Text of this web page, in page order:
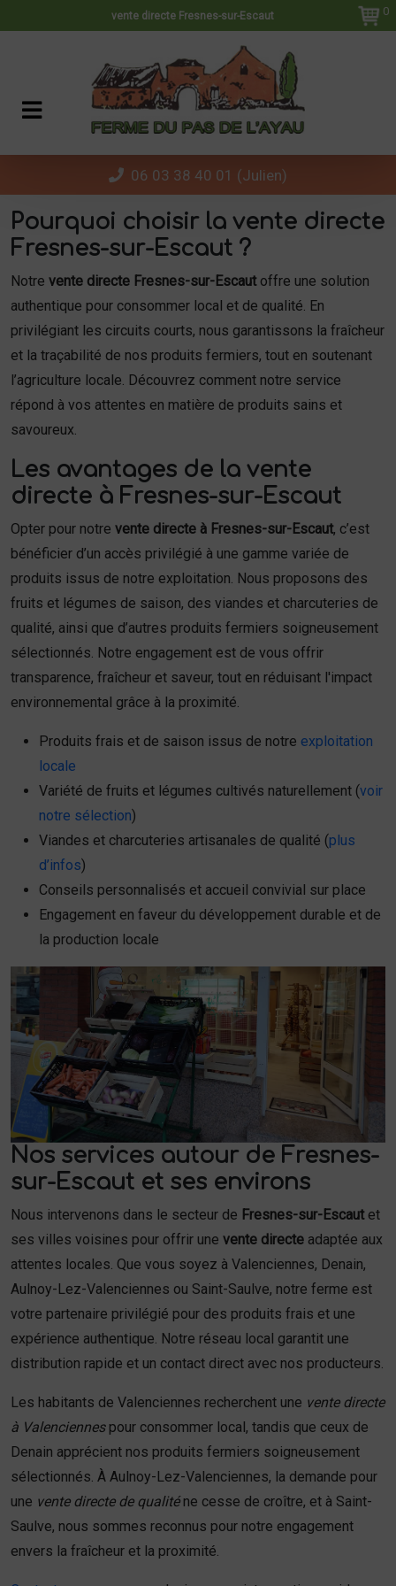
vente directe Fresnes-sur-Escaut 0
06 03 38 40 01 (Julien)
Pourquoi choisir la vente directe
Fresnes-sur-Escaut ?
Notre vente directe Fresnes-sur-Escautoffre une solution
authentique pour consommer local et de qualité. En
privilégiant les circuits courts, nous garantissons la fraîcheur
et la traçabilité de nos produits fermiers, tout en soutenant
l’agriculture locale. Découvrez comment notre service
répond à vos attentes en matière de produits sains et
savoureux.
Les avantages de la vente
directe à Fresnes-sur-Escaut
Opter pour notre vente directe à Fresnes-sur-Escaut, c’est
bénéficier d’un accès privilégié à une gamme variée de
produits issus de notre exploitation. Nous proposons des
fruits et légumes de saison, des viandes et charcuteries de
qualité, ainsi que d’autres produits fermiers soigneusement
sélectionnés. Notre engagement est de vous offrir
transparence, fraîcheur et saveur, tout en réduisant l'impact
environnemental grâce à la proximité.
Produits frais et de saison issus de notre exploitation
locale
Variété de fruits et légumes cultivés naturellement (voir
notre sélection)
Viandes et charcuteries artisanales de qualité (plus
d’infos)
Conseils personnalisés et accueil convivial sur place
Engagement en faveur du développement durable et de
la production locale
Nos services autour de Fresnes-
sur-Escaut et ses environs
Nous intervenons dans le secteur de Fresnes-sur-Escautet
ses villes voisines pour offrir une vente directe adaptée aux
attentes locales. Que vous soyez à Valenciennes, Denain,
Aulnoy-Lez-Valenciennes ou Saint-Saulve, notre ferme est
votre partenaire privilégié pour des produits frais et une
expérience authentique. Notre réseau local garantit une
distribution rapide et un contact direct avec nos producteurs.
Les habitants de Valenciennes recherchent une vente directe
à Valenciennespour consommer local, tandis que ceux de
Denain apprécient nos produits fermiers soigneusement
sélectionnés. À Aulnoy-Lez-Valenciennes, la demande pour
une vente directe de qualiténe cesse de croître, et à Saint-
Saulve, nous sommes reconnus pour notre engagement
envers la fraîcheur et la proximité.
Panneau de gestion des cookies